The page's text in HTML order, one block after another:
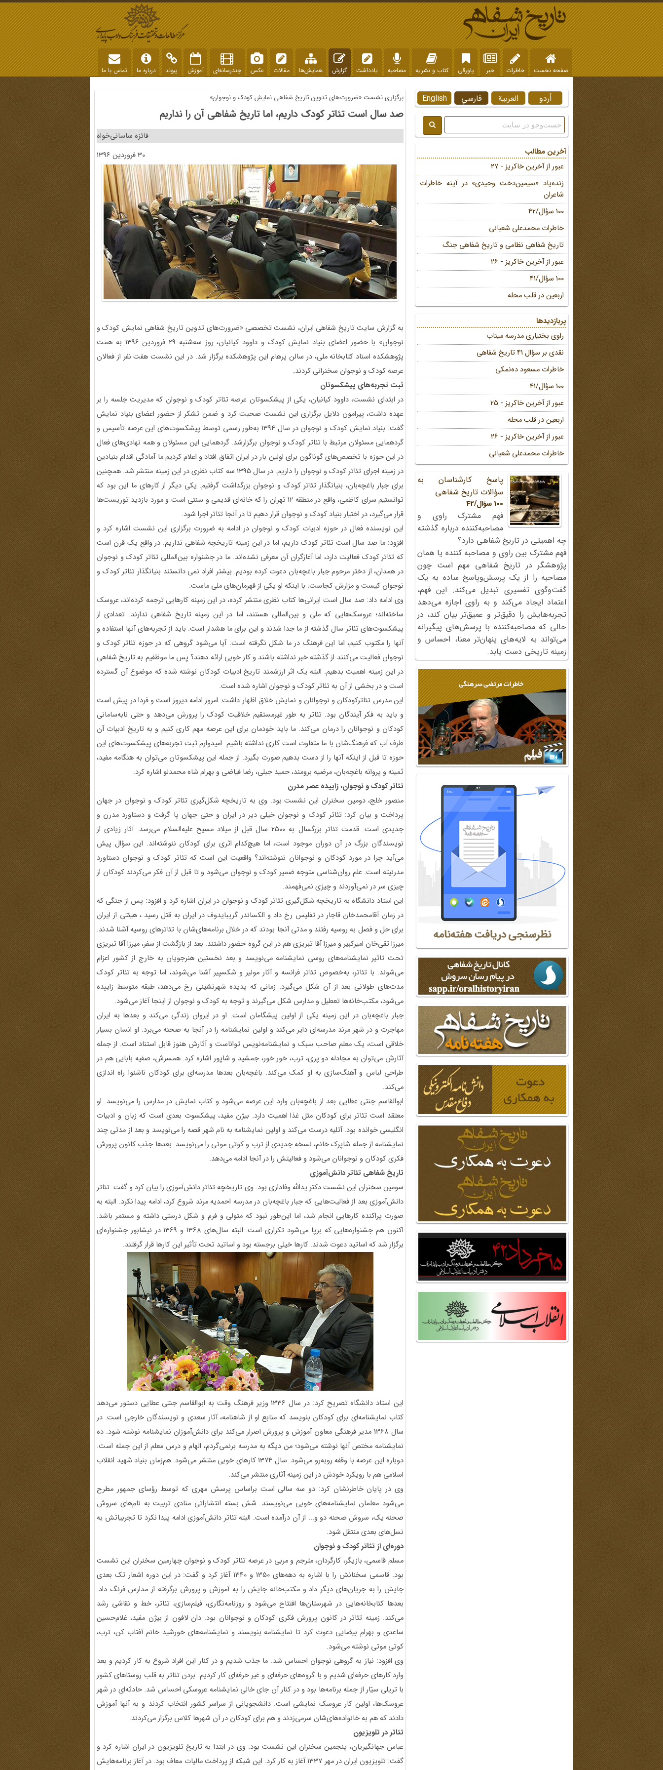
صفحه نخست خاطرات خبر پاورقی کتاب و نشریه مصاحبه یادداشت گزارش همایش‌ها مقالات عکس چندرسانه‌ای آموزش پیوند درباره ما تماس با ما
برگزاری نشست «ضرورت‌های تدوین تاریخ شفاهی نمایش کودک و نوجوان»
صد سال است تئاتر کودک داریم، اما تاریخ شفاهی آن را نداریم
فائزه ساسانی‌خواه
30 فروردین 1396
به گزارش سایت تاریخ شفاهی ایران، نشست تخصصی «ضرورت‌های تدوین تاریخ شفاهی نمایش کودک و
نوجوان» با حضور اعضای بنیاد نمایش کودک و داوود کیانیان، روز سه‌شنبه 29 فروردین 1396 به همت
پژوهشکده اسناد کتابخانه ملی، در سالن پرهام این پژوهشکده برگزار شد. در این نشست هفت نفر از فعالان
عرصه کودک و نوجوان سخنرانی کردند.
ثبت تجربه‌های پیشکسوتان
در ابتدای نشست، داوود کیانیان، یکی از پیشکسوتان عرصه تئاتر کودک و نوجوان که مدیریت جلسه را بر
عهده داشت، پیرامون دلایل برگزاری این نشست صحبت کرد و ضمن تشکر از حضور اعضای بنیاد نمایش
گفت: بنیاد نمایش کودک و نوجوان در سال 1394 به‌طور رسمی توسط پیشکسوت‌های این عرصه تأسیس و
گردهمایی مسئولان مرتبط با تئاتر کودک و نوجوان برگزارشد. گردهمایی این مسئولان و همه نهادی‌های فعال
در این حوزه با تخصص‌های گوناگون برای اولین بار در ایران اتفاق افتاد و اعلام کردیم ما آمادگی اقدام بنیادین
در زمینه اجرای تئاتر کودک و نوجوان را داریم. در سال 1395 سه کتاب نظری در این زمینه منتشر شد. همچنین
برای جبار باغچه‌بان، بنیانگذار تئاتر کودک و نوجوان بزرگداشت گرفتیم. یکی دیگر از کارهای ما این بود که
توانستیم سرای کاظمی، واقع در منطقه 12 تهران را که خانه‌ای قدیمی و سنتی است و مورد بازدید توریست‌ها
قرار می‌گیرد، در اختیار بنیاد کودک و نوجوان قرار دهیم تا در آنجا تئاتر اجرا شود.
این نویسنده فعال در حوزه ادبیات کودک و نوجوان در ادامه به ضرورت برگزاری این نشست اشاره کرد و
افزود: ما صد سال است تئاتر کودک داریم، اما در این زمینه تاریخچه شفاهی نداریم. در واقع یک قرن است
که تئاتر کودک فعالیت دارد، اما آغازگران آن معرفی نشده‌اند. ما در جشنواره بین‌المللی تئاتر کودک و نوجوان
در همدان، از دختر مرحوم جبار باغچه‌بان دعوت کرده بودیم. بیشتر افراد نمی دانستند بنیانگذار تئاتر کودک و
نوجوان کیست و مزارش کجاست. با اینکه او یکی از قهرمان‌های ملی ماست.
وی ادامه داد: صد سال است ایرانی‌ها کتاب نظری منتشر کرده، در این زمینه کارهایی ترجمه کرده‌اند، عروسک
ساخته‌اند؛ عروسک‌هایی که ملی و بین‌المللی هستند، اما در این زمینه تاریخ شفاهی ندارند. تعدادی از
پیشکسوت‌های تئاتر سال گذشته از ما جدا شدند و این برای ما هشدار است. باید از تجربه‌های آنها استفاده و
آنها را مکتوب کنیم، اما این فرهنگ در ما شکل نگرفته است. آیا می‌شود گروهی که در حوزه تئاتر کودک و
نوجوان فعالیت می‌کنند از گذشته خبر نداشته باشند و کار خوبی ارائه دهند؟ پس ما موظفیم به تاریخ شفاهی
در این زمینه اهمیت بدهیم. البته یک اثر ارزشمند تاریخ ادبیات کودکان نوشته شده که موضوع آن گسترده
است و در بخشی از آن به تئاتر کودک و نوجوان اشاره شده است.
این مدرس تئاترکودکان و نوجوانان و نمایش خلاق اظهار داشت: امروز ادامه دیروز است و فردا در پیش است
و باید به فکر آیندگان بود. تئاتر به طور غیرمستقیم خلاقیت کودک را پرورش می‌دهد و حتی نا‌به‌سامانی
کودکان و نوجوانان را درمان می‌کند. ما باید خودمان برای این عرصه مهم کاری کنیم و به تاریخ ادبیات آن
طرف آب که فرهنگ‌شان با ما متفاوت است کاری نداشته باشیم. امیدوارم ثبت تجربه‌های پیشکسوت‌های این
حوزه تا قبل از اینکه آنها را از دست بدهیم صورت بگیرد. از جمله این پیشکسوتان می‌توان به هنگامه مفید،
ثمینه و پروانه باغچه‌بان، مرضیه برومند، حمید جبلی، رضا فیاضی و بهرام شاه محمدلو اشاره کرد.
تئاتر کودک و نوجوان، زاییده عصر مدرن
منصور خلج، دومین سخنران این نشست بود. وی به تاریخچه شکل‌گیری تئاتر کودک و نوجوان در جهان
پرداخت و بیان کرد: تئاتر کودک و نوجوان خیلی دیر در ایران و حتی جهان پا گرفت و دستاورد مدرن و
جدیدی است. قدمت تئاتر بزرگسال به 2500 سال قبل از میلاد مسیح علیه‌السلام می‌رسد. آثار زیادی از
نویسندگان بزرگ در آن دوران موجود است، اما هیچ‌کدام اثری برای کودکان ننوشته‌اند. این سؤال پیش
می‌آید چرا در مورد کودکان و نوجوانان ننوشته‌اند؟ واقعیت این است که تئاتر کودک و نوجوان دستاورد
مدرنیته است. علم روان‌شناسی متوجه ضمیر کودک و نوجوان می‌شود و تا قبل از آن فکر می‌کردند کودکان از
چیزی سر در نمی‌آوردند و چیزی نمی‌فهمند.
این استاد دانشگاه به تاریخچه شکل‌گیری تئاتر کودک و نوجوان در ایران اشاره کرد و افزود: پس از جنگی که
در زمان آقامحمدخان قاجار در تفلیس رخ داد و الکساندر گریبایدوف در ایران به قتل رسید ، هیئتی از ایران
برای حل و فصل به روسیه رفتند و مدتی آنجا بودند که در خلال برنامه‌های‌شان با تئاترهای روسیه آشنا شدند.
میرزا تقی‌خان امیرکبیر و میرزا آقا تبریزی هم در این گروه حضور داشتند. بعد از بازگشت از سفر، میرزا آقا تبریزی
تحت تاثیر نمایشنامه‌های روسی نمایشنامه می‌نویسد و بعد نخستین هنرجویان به خارج از کشور اعزام
می‌شوند. با تئاتر، به‌خصوص تئاتر فرانسه و آثار مولیر و شکسپیر آشنا می‌شوند، اما توجه به تئاتر کودک
مدت‌های طولانی بعد از آن شکل می‌گیرد. زمانی که پدیده شهرنشینی رخ می‌دهد، طبقه متوسط زاییده
می‌شود، مکتب‌خانه‌ها تعطیل و مدارس شکل می‌گیرند و توجه به کودک و نوجوان از اینجا آغاز می‌شود.
جبار باغچه‌بان در این زمینه یکی از اولین پیشگامان است. او در ایروان زندگی می‌کند و بعدها به ایران
مهاجرت و در شهر مرند مدرسه‌ای دایر می‌کند و اولین نمایشنامه را در آنجا به صحنه می‌برد. او انسان بسیار
خلاقی است، یک معلم صاحب سبک و نمایشنامه‌نویس تواناست و آثارش هنوز قابل استناد است. از جمله
آثارش می‌توان به مجادله دو پری، ترب، خور خور، جمشید و شاپور اشاره کرد. همسرش، صفیه بابایی هم در
طراحی لباس و آهنگ‌سازی به او کمک می‌کند. باغچه‌بان بعدها مدرسه‌ای برای کودکان ناشنوا راه اندازی
می‌کند.
ابوالقاسم جنتی عطایی بعد از باغچه‌بان وارد این عرصه می‌شود و کتاب نمایش در مدارس را می‌نویسد. او
معتقد است تئاتر برای کودکان مثل غذا اهمیت دارد. بیژن مفید، پیشکسوت بعدی است که زبان و ادبیات
انگلیسی خوانده بود. آتلیه درست می‌کند و اولین نمایشنامه به نام شهر قصه را می‌نویسد و بعد از مدتی چند
نمایشنامه از جمله شاپرک خانم، نسخه جدیدی از ترب و کوتی موتی را می‌نویسد. بعدها جذب کانون پرورش
فکری کودکان و نوجوانان می‌شود و فعالیتش را در آنجا ادامه می‌دهد.
تاریخ شفاهی تئاتر دانش‌آموزی
سومین سخنران این نشست دکتر یدالله وفاداری بود. وی تاریخچه تئاتر دانش‌آموزی را بیان کرد و گفت: تئاتر
دانش‌آموزی بعد از فعالیت‌هایی که جبار باغچه‌بان در مدرسه احمدیه مرند شروع کرد، ادامه پیدا نکرد. البته به
صورت پراکنده کارهایی انجام شد، اما این‌طور نبود که متولی و فرم و شکل درستی داشته و مستمر باشد.
اکنون هم جشنواره‌هایی که برپا می‌شود تکراری است. البته سال‌های 1368 و 1369 در نیشابور جشنواره‌ای
برگزار شد که اساتید دعوت شدند. کارها خیلی برجسته بود و اساتید تحت تأثیر این کارها قرار گرفتند.
این استاد دانشگاه تصریح کرد: در سال 1336 وزیر فرهنگ وقت به ابوالقاسم جنتی عطایی دستور می‌دهد
کتاب نمایشنامه‌ای برای کودکان بنویسد که منابع او از شاهنامه، آثار سعدی و نویسندگان خارجی است. در
سال 1368 مدیر فرهنگی معاون آموزش و پرورش اصرار می‌کند برای دانش‌آموزان نمایشنامه نوشته شود. ده
نمایشنامه مختص آنها نوشته می‌شود؛ من دیگه به مدرسه برنمی‌گردم، الهام و درس معلم از این جمله است.
دوباره این عرصه با وقفه روبه‌رو می‌شود. سال 1374 کارهای خوبی منتشر می‌شود. هم‌زمان بنیاد شهید انقلاب
اسلامی هم با رویکرد خودش در این زمینه آثاری منتشر می‌کند.
وی در پایان خاطرنشان کرد: دو سه سالی است براساس پرسش مهری که توسط رؤسای جمهور مطرح
می‌شود معلمان نمایشنامه‌های خوبی می‌نویسند. شش بسته انتشاراتی منادی تربیت به نام‌های سروش
صحنه یک، سروش صحنه دو و... از آن درآمده است. البته تئاتر دانش‌آموزی ادامه پیدا نکرد تا تجربیاتش به
نسل‌های بعدی منتقل شود.
دوره‌ای از تئاتر کودک و نوجوان
مسلم قاسمی، بازیگر، کارگردان، مترجم و مربی در عرصه تئاتر کودک و نوجوان چهارمین سخنران این نشست
بود. قاسمی سخنانش را با اشاره به دهه‌های 1350 و 1340 آغاز کرد و گفت: در این دوره اشعار تک بعدی
جایش را به جریان‌های دیگر داد و مکتب‌خانه جایش را به آموزش و پرورش برگرفته از مدارس فرنگ داد.
بعدها کتابخانه‌هایی در شهرستان‌ها افتتاح می‌شود و روزنامه‌نگاری، فیلم‌سازی، تئاتر، خط و نقاشی رشد
می‌کند. زمینه تئاتر در کانون پرورش فکری کودکان و نوجوانان بود. دان لافون از بیژن مفید، غلام‌حسین
ساعدی و بهرام بیضایی دعوت کرد تا نمایشنامه بنویسند و نمایشنامه‌های خورشید خانم آفتاب کن، ترب،
کوتی موتی نوشته می‌شود.
وی افزود: نیاز به گروهی نوجوان احساس شد. ما جذب شدیم و در کنار این افراد شروع به کار کردیم و بعد
وارد کارهای حرفه‌ای شدیم و با گروه‌های حرفه‌ای و غیر حرفه‌ای کار کردیم. بردن تئاتر به قلب روستاهای کشور
با تریلی سیّار از جمله برنامه‌ها بود و در کنار آن جای خالی نمایشنامه عروسکی احساس شد. حادثه‌ای در شهر
عروسک‌ها، اولین کار عروسک نمایشی است. دانشجویانی از سراسر کشور انتخاب کردند و به آنها آموزش
دادند که هم به خانواده‌های‌شان سرمی‌زدند و هم برای کودکان در آن شهرها کلاس برگزار می‌کردند.
تئاتر در تلویزیون
عباس جهانگیریان، پنجمین سخنران این نشست بود. وی در ابتدا به تاریخ تلویزیون در ایران اشاره کرد و
گفت: تلویزیون ایران در مهر 1337 آغاز به کار کرد. این شبکه از پرداخت مالیات معاف بود. در آغاز برنامه‌هایش
English فارسي العربية اُردو
آخرین مطالب
عبور از آخرین خاکریز - 27
زنده‌یاد «سیمین‌دخت وحیدی» در آینه خاطرات
شاعران
100 سؤال/42
خاطرات محمد‌علی شعبانی
تاریخ شفاهی نظامی و تاریخ شفاهی جنگ
عبور از آخرین خاکریز - 26
100 سؤال/41
اربعین در قلب محله
پربازدیدها
راوی بختیاریِ مدرسه میناب
نقدی بر سؤال 41 تاریخ شفاهی
خاطرات مسعود ده‌نمکی
100 سؤال/41
عبور از آخرین خاکریز - 25
اربعین در قلب محله
عبور از آخرین خاکریز - 26
خاطرات محمد‌علی شعبانی
پاسخ کارشناسان به
سؤالات تاریخ شفاهی
100 سؤال/42
فهم مشترک راوی و
مصاحبه‌کننده درباره گذشته
چه اهمیتی در تاریخ شفاهی دارد؟
فهم مشترک بین راوی و مصاحبه کننده یا همان
پژوهشگر در تاریخ شفاهی مهم است چون
مصاحبه را از یک پرسش‌وپاسخ ساده به یک
گفت‌وگوی تفسیری تبدیل می‌کند. این فهم،
اعتماد ایجاد می‌کند و به راوی اجازه می‌دهد
تجربه‌هایش را دقیق‌تر و عمیق‌تر بیان کند، در
حالی که مصاحبه‌کننده با پرسش‌های پیگیرانه
می‌تواند به لایه‌های پنهان‌تر معنا، احساس و
زمینه تاریخی دست یابد.